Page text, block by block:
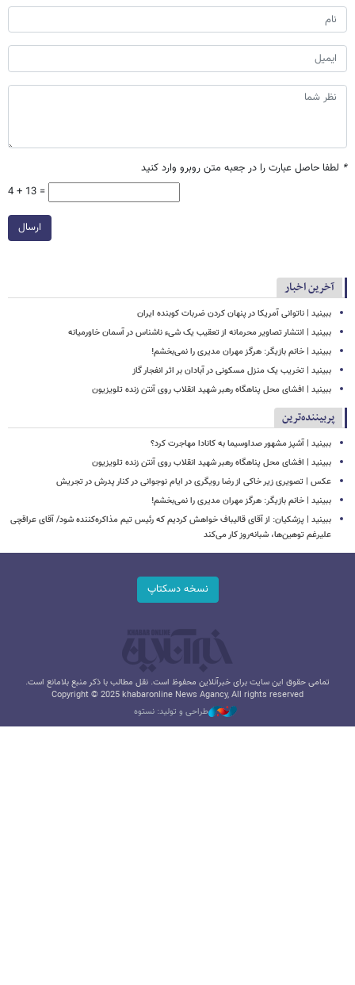
* لطفا حاصل عبارت را در جعبه متن روبرو وارد کنید
4 + 13 =
ارسال
آخرین اخبار
‏ببینید | ناتوانی آمریکا در پنهان کردن ضربات کوبنده ایران
ببینید | انتشار تصاویر محرمانه از تعقیب یک شیء ناشناس در آسمان خاورمیانه
ببینید | خانم بازیگر: هرگز مهران مدیری را نمی‌بخشم!
ببینید | تخریب یک منزل مسکونی در آبادان بر اثر انفجار گاز
ببینید | افشای محل پناهگاه‌ رهبر شهید انقلاب روی آنتن زنده تلویزیون
پربیننده‌ترین
ببینید | آشپز مشهور صداوسیما به کانادا مهاجرت کرد؟
ببینید | افشای محل پناهگاه‌ رهبر شهید انقلاب روی آنتن زنده تلویزیون
عکس | تصویری زیر خاکی از رضا رویگری در ایام نوجوانی در کنار پدرش در تجریش
ببینید | خانم بازیگر: هرگز مهران مدیری را نمی‌بخشم!
ببینید | پزشکیان: از آقای قالیباف خواهش کردیم که رئیس تیم مذاکره‌کننده شود/ آقای عراقچی
علیرغم توهین‌ها، شبانه‌روز کار می‌کند
نسخه دسکتاپ
تمامی حقوق این سایت برای خبرآنلاین محفوظ است. نقل مطالب با ذکر منبع بلامانع است.
Copyright © 2025 khabaronline News Agancy, All rights reserved
طراحی و تولید: نستوه